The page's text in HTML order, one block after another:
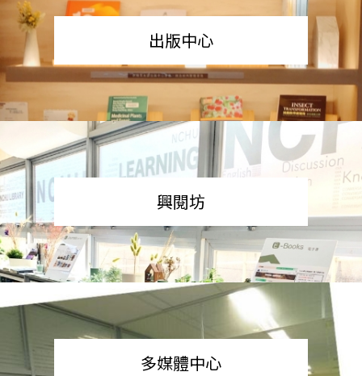
出版中心
興閱坊
多媒體中心